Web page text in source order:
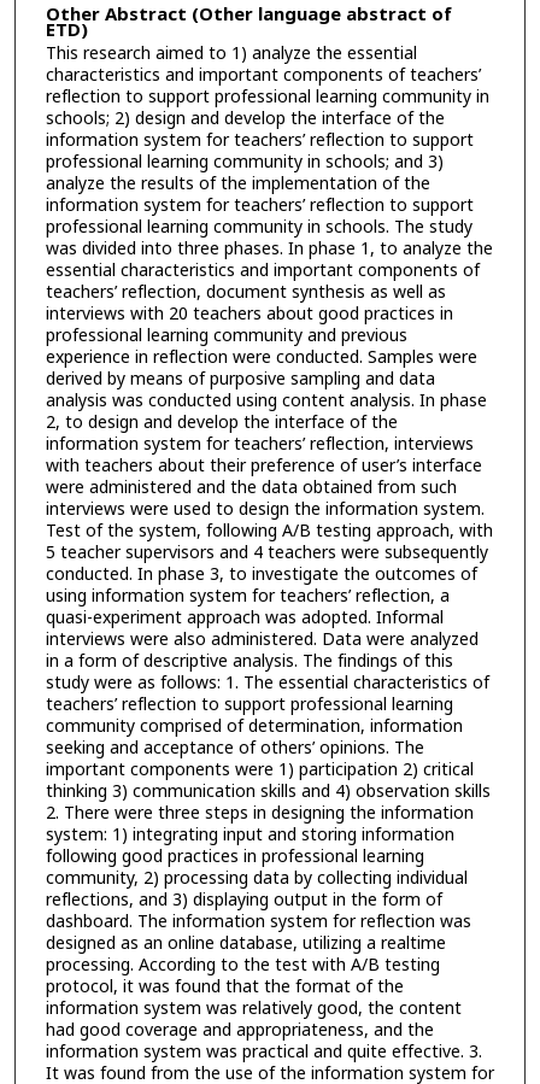
Other Abstract (Other language abstract of
ETD)
This research aimed to 1) analyze the essential
characteristics and important components of teachers’
reflection to support professional learning community in
schools; 2) design and develop the interface of the
information system for teachers’ reflection to support
professional learning community in schools; and 3)
analyze the results of the implementation of the
information system for teachers’ reflection to support
professional learning community in schools. The study
was divided into three phases. In phase 1, to analyze the
essential characteristics and important components of
teachers’ reflection, document synthesis as well as
interviews with 20 teachers about good practices in
professional learning community and previous
experience in reflection were conducted. Samples were
derived by means of purposive sampling and data
analysis was conducted using content analysis. In phase
2, to design and develop the interface of the
information system for teachers’ reflection, interviews
with teachers about their preference of user’s interface
were administered and the data obtained from such
interviews were used to design the information system.
Test of the system, following A/B testing approach, with
5 teacher supervisors and 4 teachers were subsequently
conducted. In phase 3, to investigate the outcomes of
using information system for teachers’ reflection, a
quasi-experiment approach was adopted. Informal
interviews were also administered. Data were analyzed
in a form of descriptive analysis. The findings of this
study were as follows: 1. The essential characteristics of
teachers’ reflection to support professional learning
community comprised of determination, information
seeking and acceptance of others’ opinions. The
important components were 1) participation 2) critical
thinking 3) communication skills and 4) observation skills
2. There were three steps in designing the information
system: 1) integrating input and storing information
following good practices in professional learning
community, 2) processing data by collecting individual
reflections, and 3) displaying output in the form of
dashboard. The information system for reflection was
designed as an online database, utilizing a realtime
processing. According to the test with A/B testing
protocol, it was found that the format of the
information system was relatively good, the content
had good coverage and appropriateness, and the
information system was practical and quite effective. 3.
It was found from the use of the information system for